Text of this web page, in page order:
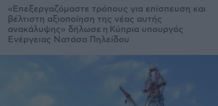
«Επεξεργαζόμαστε τρόπους για επίσπευση και
βέλτιστη αξιοποίηση της νέας αυτής
ανακάλυψης» δήλωσε η Κύπρια υπουργός
Ενέργειας Νατάσα Πηλείδου